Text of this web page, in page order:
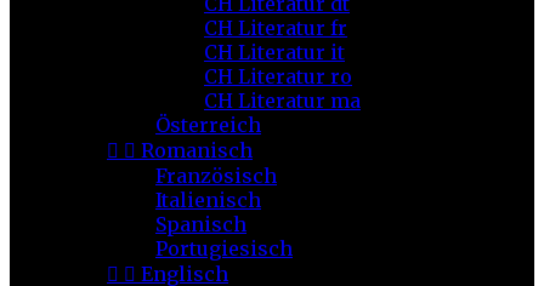
CH Literatur fr
CH Literatur it
CH Literatur ro
CH Literatur ma
Österreich
  Romanisch
Französisch
Italienisch
Spanisch
Portugiesisch
  Englisch